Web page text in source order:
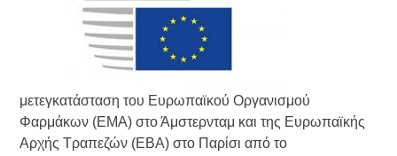
μετεγκατάσταση του Ευρωπαϊκού Οργανισμού
Φαρμάκων (EMA) στο Άμστερνταμ και της Ευρωπαϊκής
Αρχής Τραπεζών (EBA) στο Παρίσι από το